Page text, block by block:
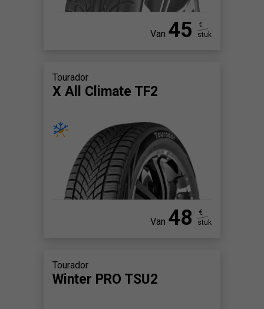
Van 45
€
stuk
Tourador
X All Climate TF2
Van 48
€
stuk
Tourador
Winter PRO TSU2